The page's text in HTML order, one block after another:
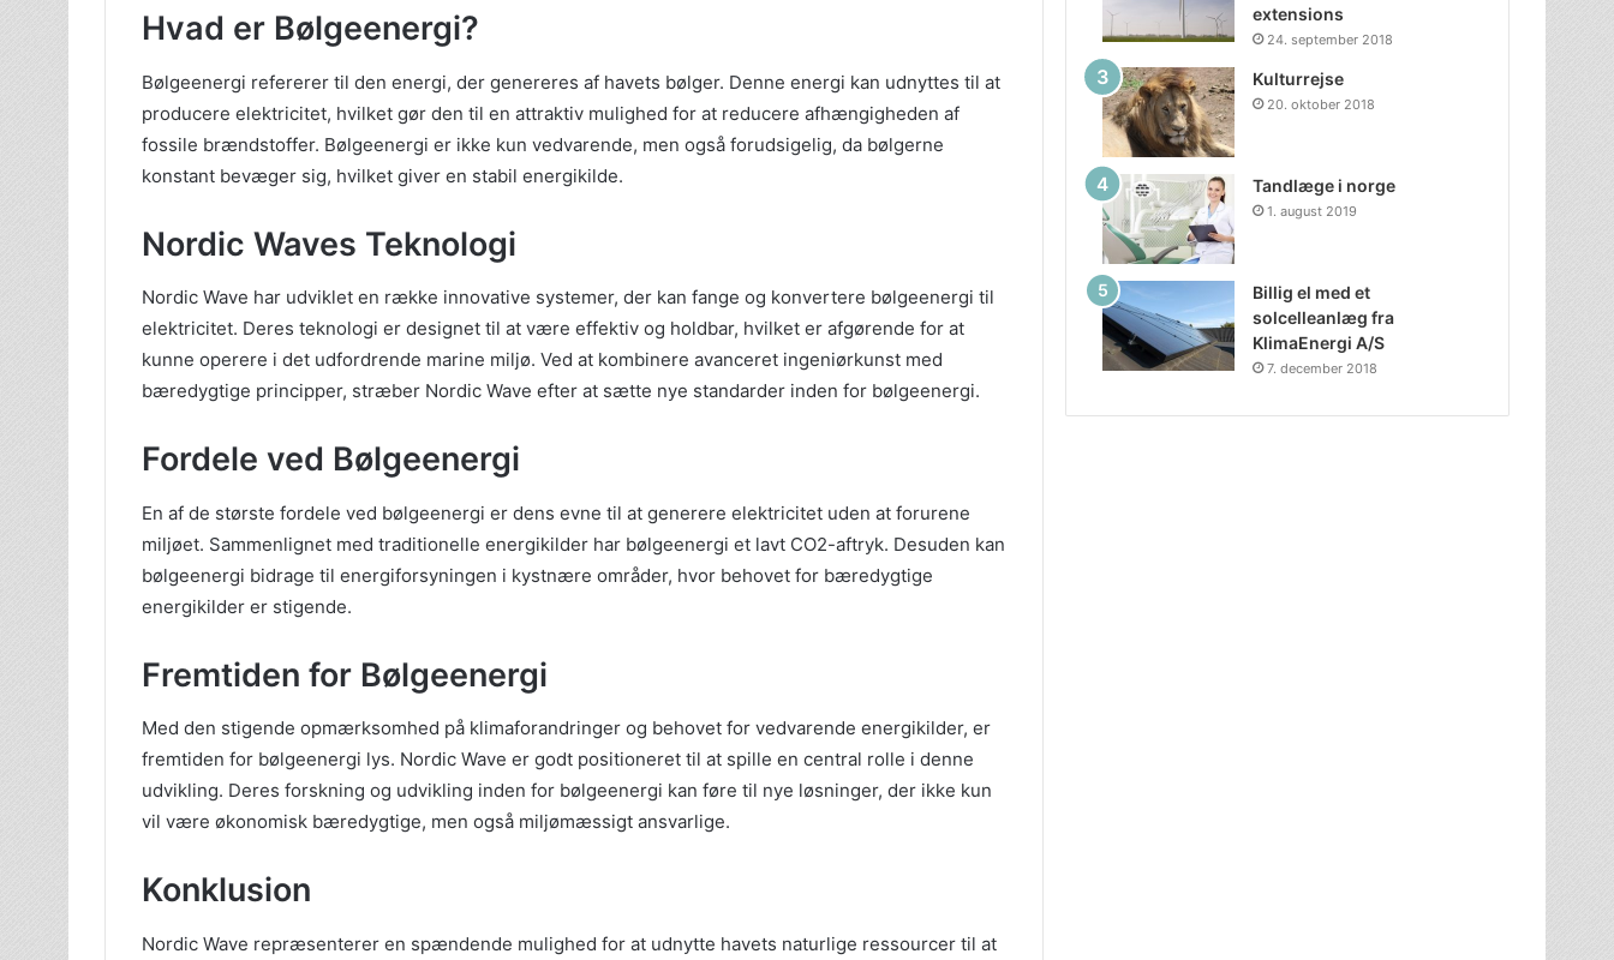
Hvad er Bølgeenergi?
Bølgeenergi refererer til den energi, der genereres af havets bølger. Denne energi kan udnyttes til at
producere elektricitet, hvilket gør den til en attraktiv mulighed for at reducere afhængigheden af
fossile brændstoffer. Bølgeenergi er ikke kun vedvarende, men også forudsigelig, da bølgerne
konstant bevæger sig, hvilket giver en stabil energikilde.
Nordic Waves Teknologi
Nordic Wave har udviklet en række innovative systemer, der kan fange og konvertere bølgeenergi til
elektricitet. Deres teknologi er designet til at være effektiv og holdbar, hvilket er afgørende for at
kunne operere i det udfordrende marine miljø. Ved at kombinere avanceret ingeniørkunst med
bæredygtige principper, stræber Nordic Wave efter at sætte nye standarder inden for bølgeenergi.
Fordele ved Bølgeenergi
En af de største fordele ved bølgeenergi er dens evne til at generere elektricitet uden at forurene
miljøet. Sammenlignet med traditionelle energikilder har bølgeenergi et lavt CO2-aftryk. Desuden kan
bølgeenergi bidrage til energiforsyningen i kystnære områder, hvor behovet for bæredygtige
energikilder er stigende.
Fremtiden for Bølgeenergi
Med den stigende opmærksomhed på klimaforandringer og behovet for vedvarende energikilder, er
fremtiden for bølgeenergi lys. Nordic Wave er godt positioneret til at spille en central rolle i denne
udvikling. Deres forskning og udvikling inden for bølgeenergi kan føre til nye løsninger, der ikke kun
vil være økonomisk bæredygtige, men også miljømæssigt ansvarlige.
Konklusion
Nordic Wave repræsenterer en spændende mulighed for at udnytte havets naturlige ressourcer til at
extensions
24. september 2018
Kulturrejse
20. oktober 2018
Tandlæge i norge
1. august 2019
Billig el med et
solcelleanlæg fra
KlimaEnergi A/S
7. december 2018